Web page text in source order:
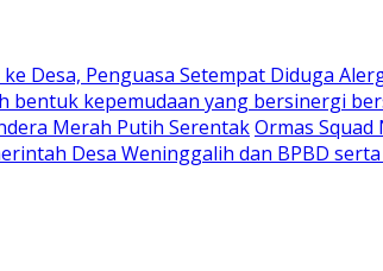
Desa, Penguasa Setempat Diduga
kepemudaan yang bersinergi
Merah Putih SerentakOrmas Squad
Desa Weninggalih dan BPBD